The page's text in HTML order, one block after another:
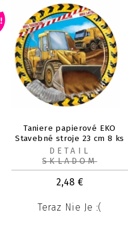
Taniere papierové EKO
Stavebné stroje 23 cm 8 ks
2,48 €
Teraz Nie Je :(
DETAIL
SKLADOM